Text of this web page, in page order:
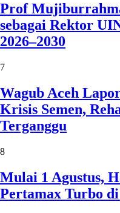
Prof
sebagai Rektor
2026–2030
7
Wagub Aceh
Krisis Semen,
Terganggu
8
Mulai 1 Agustus,
Pertamax Turbo